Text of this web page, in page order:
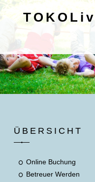
Home
ÜBERSICHT
Online Buchung
Betreuer Werden